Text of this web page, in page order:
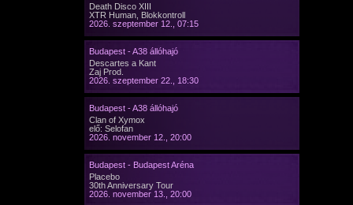
Death Disco XIII
XTR Human, Blokkontroll
2026. szeptember 12., 07:15
Budapest - A38 állóhajó
Descartes a Kant
Zaj Prod.
2026. szeptember 22., 18:30
Budapest - A38 állóhajó
Clan of Xymox
elő: Selofan
2026. november 12., 20:00
Budapest - Budapest Aréna
Placebo
30th Anniversary Tour
2026. november 13., 20:00